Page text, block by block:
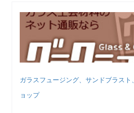
ガラスフュージング、サンドブラス
ョップ